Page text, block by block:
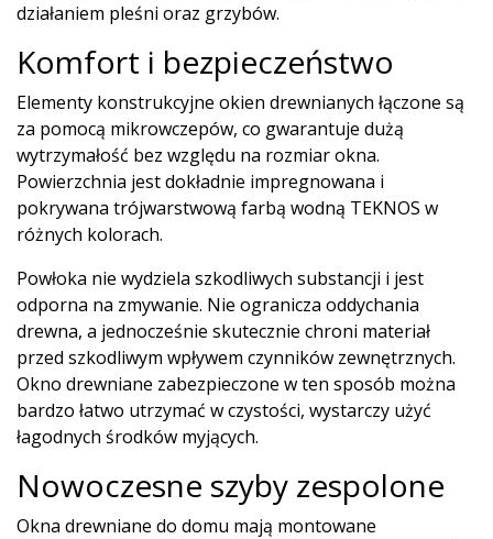
działaniem pleśni oraz grzybów.
Komfort i bezpieczeństwo
Elementy konstrukcyjne okien drewnianych łączone są
za pomocą mikrowczepów, co gwarantuje dużą
wytrzymałość bez względu na rozmiar okna.
Powierzchnia jest dokładnie impregnowana i
pokrywana trójwarstwową farbą wodną TEKNOS w
różnych kolorach.
Powłoka nie wydziela szkodliwych substancji i jest
odporna na zmywanie. Nie ogranicza oddychania
drewna, a jednocześnie skutecznie chroni materiał
przed szkodliwym wpływem czynników zewnętrznych.
Okno drewniane zabezpieczone w ten sposób można
bardzo łatwo utrzymać w czystości, wystarczy użyć
łagodnych środków myjących.
Nowoczesne szyby zespolone
Okna drewniane do domu mają montowane